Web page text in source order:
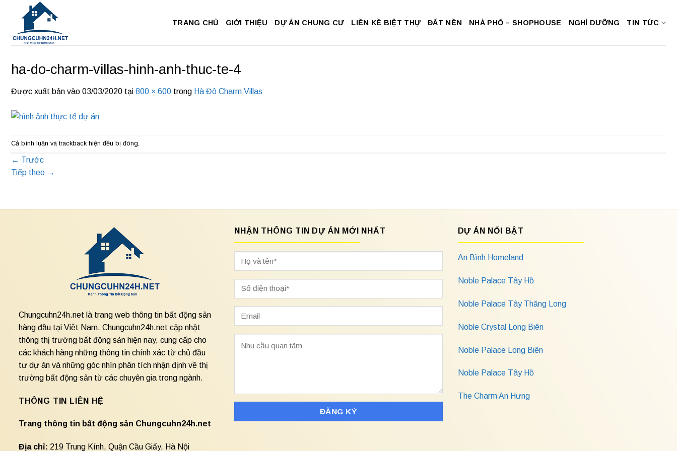
dung
TRANG CHỦ GIỚI THIỆU DỰ ÁN CHUNG CƯ LIỀN KỀ BIỆT THỰ ĐẤT NỀN NHÀ PHỐ – SHOPHOUSE NGHỈ DƯỠNG TIN TỨC
ha-do-charm-villas-hinh-anh-thuc-te-4
Được xuất bản vào 03/03/2020 tại 800 × 600 trong Hà Đô Charm Villas
Cả bình luận và trackback hiện đều bị đóng.
← Trước
Tiếp theo →
Chungcuhn24h.net là trang web thông tin bất động sản
hàng đầu tại Việt Nam. Chungcuhn24h.net cập nhật
thông thị trường bất động sản hiện nay, cung cấp cho
các khách hàng những thông tin chính xác từ chủ đầu
tư dự án và những góc nhìn phân tích nhận định về thị
trường bất động sản từ các chuyên gia trong ngành.
THÔNG TIN LIÊN HỆ
Trang thông tin bất động sản Chungcuhn24h.net
Địa chỉ: 219 Trung Kính, Quận Cầu Giấy, Hà Nội
NHẬN THÔNG TIN DỰ ÁN MỚI NHẤT DỰ ÁN NỔI BẬT
An Bình Homeland
Noble Palace Tây Hồ
Noble Palace Tây Thăng Long
Noble Crystal Long Biên
Noble Palace Long Biên
Noble Palace Tây Hồ
The Charm An Hưng